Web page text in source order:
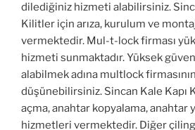
dilediğiniz hizmeti alabilirsiniz.
Kilitler için arıza, kurulum ve
vermektedir. Mul-t-lock firması
hizmeti sunmaktadır. Yüksek
alabilmek adına multlock
düşünebilirsiniz. Sincan Kale
açma, anahtar kopyalama, anahtar
hizmetleri vermektedir. Diğer